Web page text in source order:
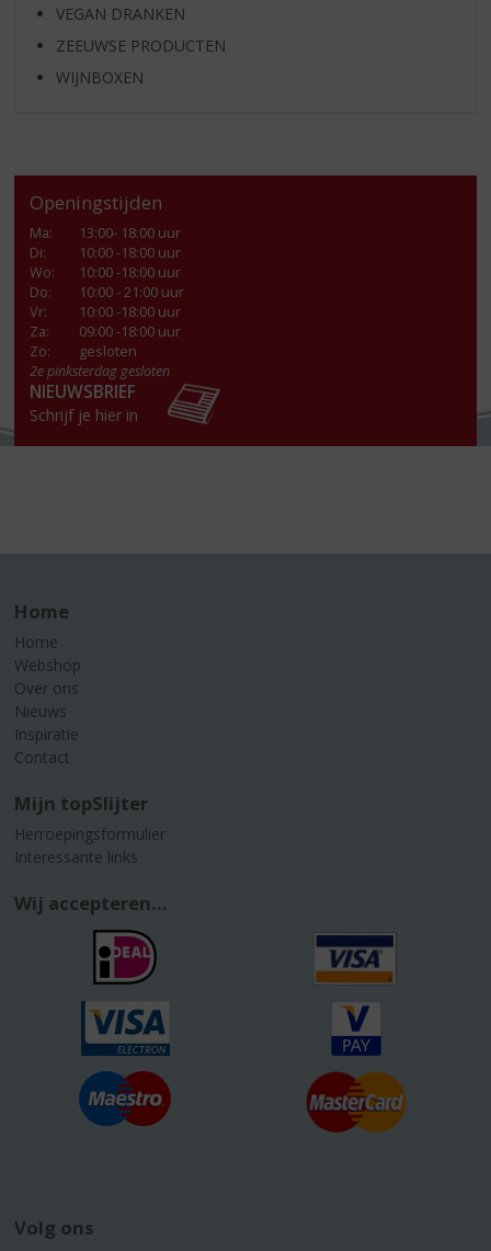
VEGAN DRANKEN
ZEEUWSE PRODUCTEN
WIJNBOXEN
Openingstijden
Ma:
13:00- 18:00 uur
Di:
10:00 -18:00 uur
Wo:
10:00 -18:00 uur
Do:
10:00 - 21:00 uur
Vr:
10:00 -18:00 uur
Za:
09:00 -18:00 uur
Zo:
gesloten
2e pinksterdag gesloten
NIEUWSBRIEF
Schrijf je hier in
Home
Home
Webshop
Over ons
Nieuws
Inspiratie
Contact
Mijn topSlijter
Herroepingsformulier
Interessante links
Wij accepteren...
Volg ons